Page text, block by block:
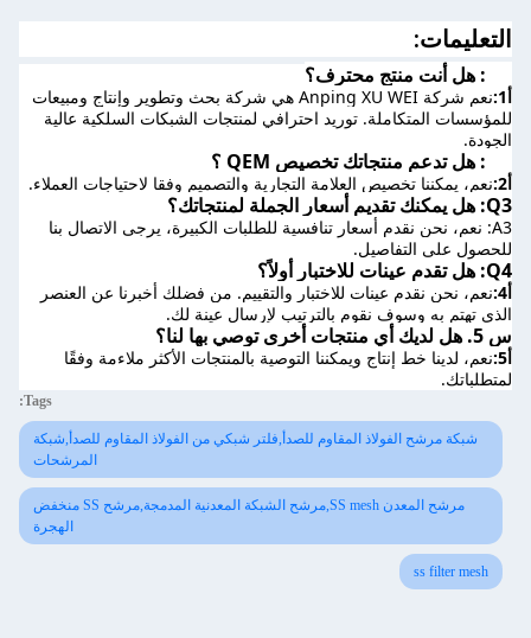
التعليمات:
أ1:
الجودة.
أ2: نعم، يمكننا تخصيص العلامة التجارية والتصميم وفقا لاحتياجات العملاء.
Q3: هل يمكنك تقديم أسعار الجملة لمنتجاتك؟
للحصول على التفاصيل.
Q4: هل تقدم عينات للاختبار أولاً؟
أ4:
الذي تهتم به وسوف نقوم بالترتيب لإرسال عينة لك.
س 5. هل لديك أي منتجات أخرى توصي بها لنا؟
أ5:
لمتطلباتك.
Tags:
شبكة مرشح الفولاذ المقاوم للصدأ,فلتر شبكي من الفولاذ المقاوم للصدأ,شبكة
المرشحات
مرشح المعدن SS mesh,مرشح الشبكة المعدنية المدمجة,مرشح SS منخفض
الهجرة
ss filter mesh